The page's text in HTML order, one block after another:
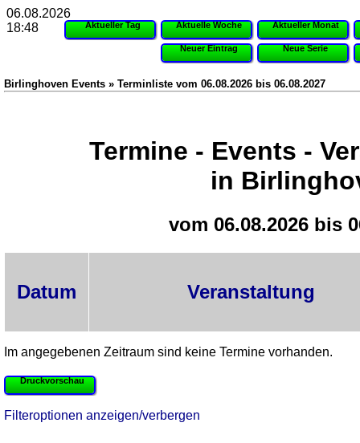
Aktueller Tag Aktuelle Woche Aktueller Monat
Neuer Eintrag Neue Serie
Birlinghoven Events » Terminliste vom 06.08.2026 bis 06.08.2027
Termine - Events -
in
vom 06.08.2026 bis
Datum Veranstaltung
Im angegebenen Zeitraum sind keine Termine vorhanden.
Druckvorschau
Filteroptionen anzeigen/verbergen
06.08.2026
18:48